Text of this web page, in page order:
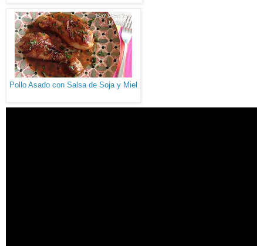
Pollo Asado con Salsa de Soja y Miel